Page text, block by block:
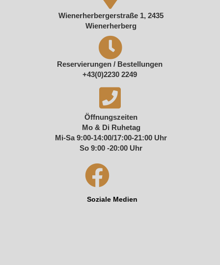
Wienerherbergerstraße 1, 2435
Wienerherberg
Öffnungszeiten
Mo & Di Ruhetag
Mi-Sa 9:00-14:00/17:00-21:00 Uhr
So 9:00 -20:00 Uhr
Reservierungen / Bestellungen
+43(0)2230 2249
Soziale Medien